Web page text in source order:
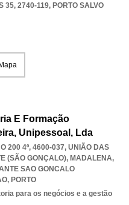
35, 2740-119, PORTO SALVO
E Formação
Unipessoal, Lda
200 4º, 4600-037, UNIÃO DAS
(SÃO GONÇALO), MADALENA,
SAO GONCALO
, PORTO
para os negócios e a gestão